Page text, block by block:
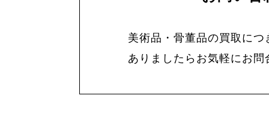
美術品・骨董品の買取に
ありましたらお気軽にお